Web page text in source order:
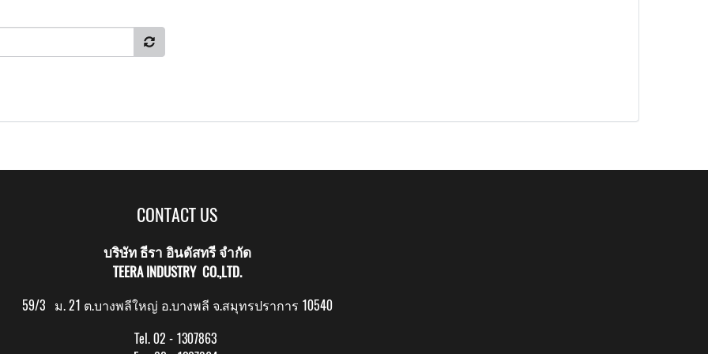
CONTACT US
บริษัท ธีรา อินดัสทรี จำกัด
TEERA INDUSTRY CO.,LTD.
59/3 ม. 21 ต.บางพลีใหญ่ อ.บางพลี จ.สมุทรปราการ 10540
Tel. 02 - 1307863